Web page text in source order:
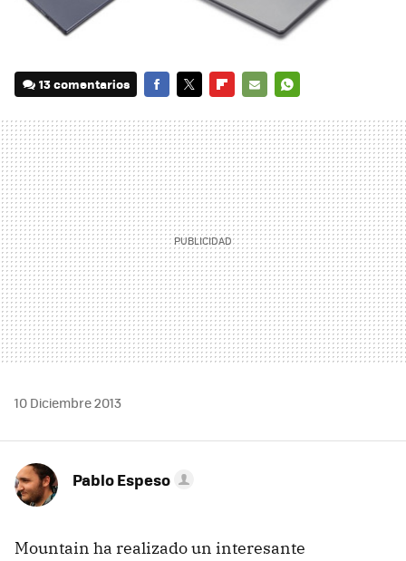
13 comentarios
MAIL
10 Diciembre 2013
Pablo Espeso
Mountain ha realizado un interesante